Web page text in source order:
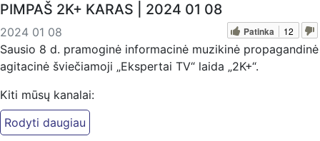
PIMPAŠ 2K+ KARAS | 2024 01 08
2024 01 08 Patinka 12
Sausio 8 d. pramoginė informacinė muzikinė propagandinė
agitacinė šviečiamoji „Ekspertai TV“ laida „2K+“.
Kiti mūsų kanalai:
Ekspertai.eu Telegram'e – https://t.me/ekspertaiTelegram
Dailymotion: https://www.dailymotion.com/ekspertai